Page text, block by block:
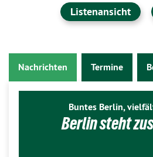
Listenansicht
Nachrichten Termine
Buntes Berlin,
Berlin steht